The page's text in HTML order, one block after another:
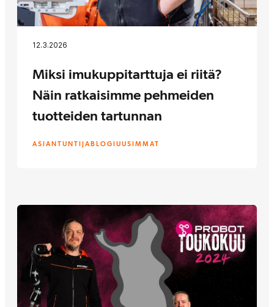
12.3.2026
ASIANTUNTIJABLOGIUUSIMMAT
Miksi imukuppitarttuja ei riitä?
Näin ratkaisimme pehmeiden
tuotteiden tartunnan